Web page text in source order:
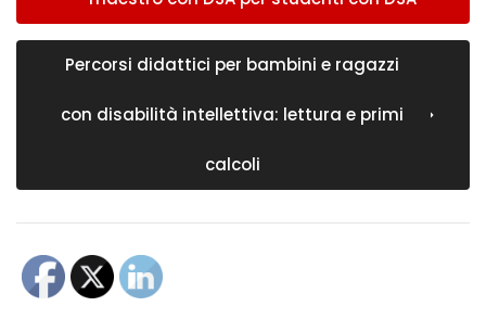
Percorsi didattici per bambini e ragazzi
con disabilità intellettiva: lettura e primi
calcoli